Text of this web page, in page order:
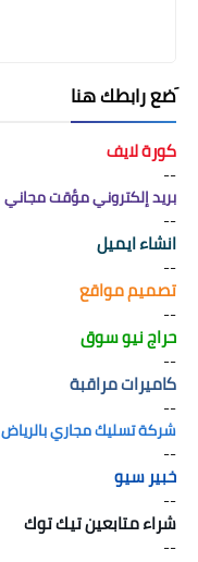
َضع رابطك هنا
كورة لايف
--
بريد إلكتروني مؤقت مجاني
--
انشاء ايميل
--
تصميم مواقع
--
حراج نيو سوق
--
كاميرات مراقبة
--
شركة تسليك مجاري بالرياض
--
خبير سيو
--
شراء متابعين تيك توك
--